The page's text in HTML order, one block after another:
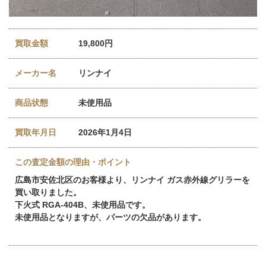
買取金額 19,800円
メーカー名 リンナイ
商品状態 未使用品
買取年月日 2026年1月4日
この査定金額の理由・ポイント
広島市安佐北区のお客様より、リンナイ ガス赤外線グリラーを
買い取りました。
下火式 RGA-404B、未使用品です。
未使用品となりますが、パーツの欠品があります。